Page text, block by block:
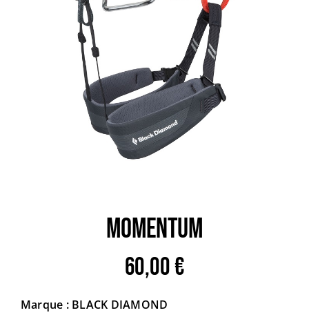
Trail
Escalade / Alpinisme
Bons Plans
MOMENTUM
60,00€
Marque : BLACK DIAMOND